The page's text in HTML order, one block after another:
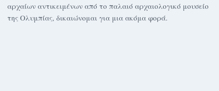
αρχαίων αντικειμένων από το παλαιό αρχαιολογικό μουσείο
της Ολυμπίας, δικαιώνομαι για μια ακόμα φορά.